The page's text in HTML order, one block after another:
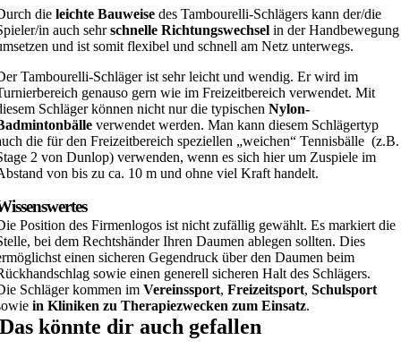
dieleichte Bauweisedes Tambourelli-Schlägers kann der/die
in auch sehrschnelle Richtungswechselin der Handbewegung
und ist somit flexibel und schnell am Netz unterwegs.
Tambourelli-Schläger ist sehr leicht und wendig. Er wird im
genauso gern wie im Freizeitbereich verwendet. Mit
Schläger können nicht nur die typischen Nylon-
verwendet werden. Man kann diesem Schlägertyp
die für den Freizeitbereich speziellen „weichen“ Tennisbälle (z.B.
2 von Dunlop) verwenden, wenn es sich hier um Zuspiele im
von bis zu ca. 10 m und ohne viel Kraft handelt.
Position des Firmenlogos ist nicht zufällig gewählt. Es markiert die
bei dem Rechtshänder Ihren Daumen ablegen sollten. Dies
einen sicheren Gegendruck über den Daumen beim
sowie einen generell sicheren Halt des Schlägers.
Schläger kommen im Vereinssport, Freizeitsport, Schulsport
in Kliniken zu Therapiezwecken zum Einsatz.
Das könnte dir auch gefallen